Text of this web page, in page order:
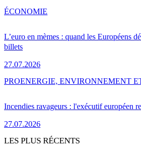
L’euro en mèmes : quand les Européens
billets
27.07.2026
ÉCONOMIE
Incendies ravageurs : l'exécutif européen
27.07.2026
PROENERGIE, ENVIRONNEMENT
LES PLUS RÉCENTS